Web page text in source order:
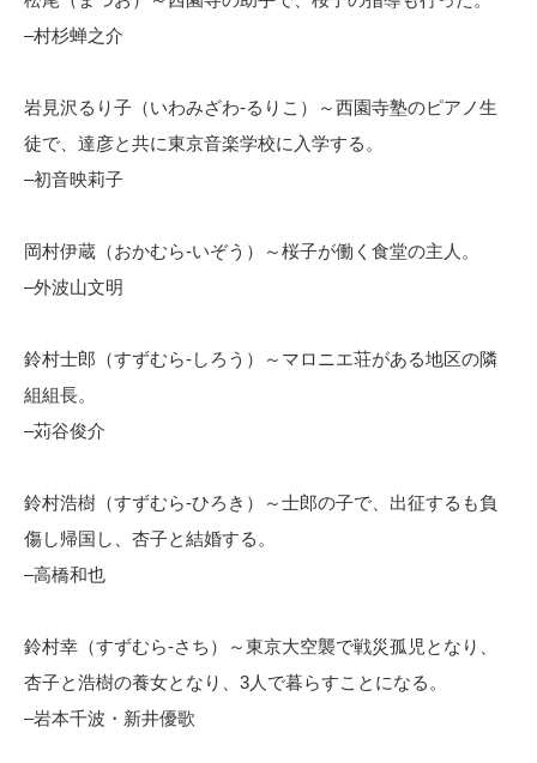
–村杉蝉之介
岩見沢るり子（いわみざわ-るりこ）～西園寺塾のピアノ生
徒で、達彦と共に東京音楽学校に入学する。
–初音映莉子
岡村伊蔵（おかむら-いぞう）～桜子が働く食堂の主人。
–外波山文明
鈴村士郎（すずむら-しろう）～マロニエ荘がある地区の隣
組組長。
–苅谷俊介
鈴村浩樹（すずむら-ひろき）～士郎の子で、出征するも負
傷し帰国し、杏子と結婚する。
–高橋和也
鈴村幸（すずむら-さち）～東京大空襲で戦災孤児となり、
杏子と浩樹の養女となり、3人で暮らすことになる。
–岩本千波・新井優歌